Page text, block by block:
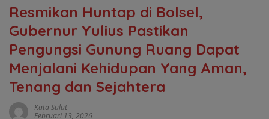
Resmikan Huntap di Bolsel,
Gubernur Yulius Pastikan
Pengungsi Gunung Ruang Dapat
Menjalani Kehidupan Yang Aman,
Tenang dan Sejahtera
Kata Sulut
Februari 13, 2026